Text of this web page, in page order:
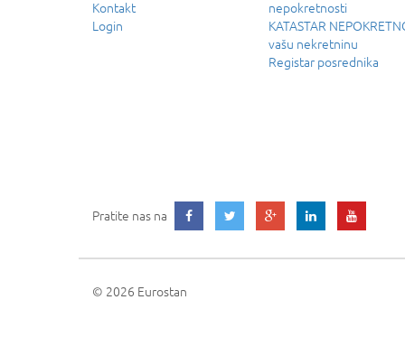
Kontakt
Login
nepokretnosti
KATASTAR
vašu nekretninu
Registar posrednika
Pratite nas na
© 2026 Eurostan